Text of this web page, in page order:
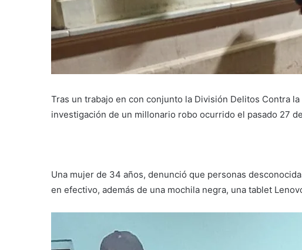
Tras un trabajo en con conjunto la División Delitos Contra
investigación de un millonario robo ocurrido el pasado 27
Una mujer de 34 años, denunció que personas
en efectivo, además de una mochila negra, una tablet